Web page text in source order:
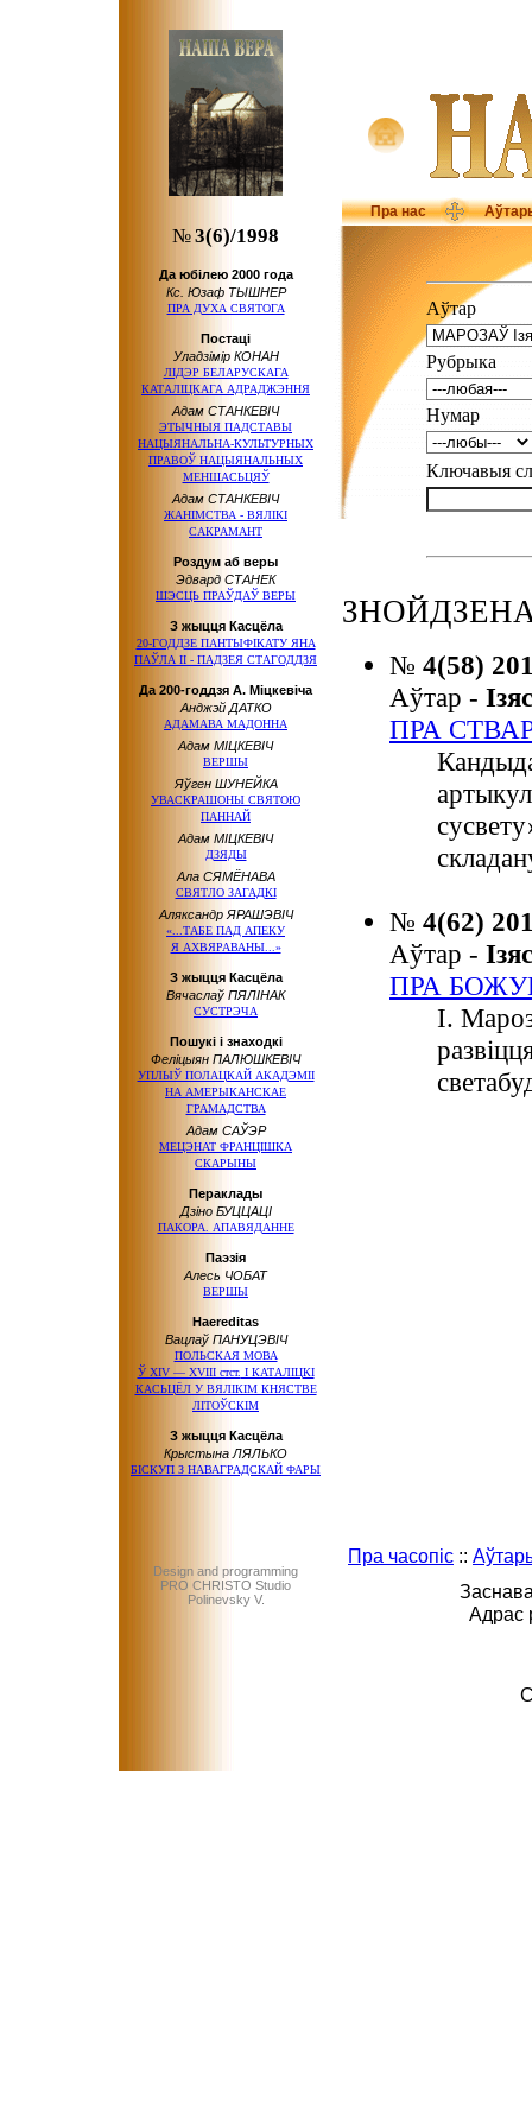
Пра нас
№3(6)/1998
Да юбілею 2000 года
Кс. Юзаф ТЫШНЕР
ПРА ДУХА СВЯТОГА
Постаці
Уладзімір КОНАН
ЛІДЭР БЕЛАРУСКАГА
КАТАЛІЦКАГА АДРАДЖЭННЯ
Адам СТАНКЕВІЧ
ЭТЫЧНЫЯ ПАДСТАВЫ
НАЦЫЯНАЛЬНА-КУЛЬТУРНЫХ
ПРАВОЎ НАЦЫЯНАЛЬНЫХ
МЕНШАСЬЦЯЎ
Адам СТАНКЕВІЧ
ЖАНІМСТВА - ВЯЛІКІ
САКРАМАНТ
Роздум аб веры
Эдвард СТАНЕК
ШЭСЦЬ ПРАЎДАЎ ВЕРЫ
З жыцця Касцёла
20-ГОДДЗЕ ПАНТЫФІКАТУ ЯНА
ПАЎЛА ІІ - ПАДЗЕЯ СТАГОДДЗЯ
Да 200-годдзя А. Міцкевіча
Анджэй ДАТКО
АДАМАВА МАДОННА
Адам МІЦКЕВІЧ
ВЕРШЫ
Яўген ШУНЕЙКА
УВАСКРАШОНЫ СВЯТОЮ
ПАННАЙ
Адам МІЦКЕВІЧ
ДЗЯДЫ
Ала СЯМЁНАВА
СВЯТЛО ЗАГАДКІ
Аляксандр ЯРАШЭВІЧ
«...ТАБЕ ПАД АПЕКУ
Я АХВЯРАВАНЫ...»
З жыцця Касцёла
Вячаслаў ПЯЛІНАК
СУСТРЭЧА
Пошукі і знаходкі
Феліцыян ПАЛЮШКЕВІЧ
УПЛЫЎ ПОЛАЦКАЙ АКАДЭМІІ
НА АМЕРЫКАНСКАЕ
ГРАМАДСТВА
Адам САЎЭР
МЕЦЭНАТ ФРАНЦІШКА
СКАРЫНЫ
Пераклады
Дзіно БУЦЦАЦІ
ПАКОРА. АПАВЯДАННЕ
Паэзія
Алесь ЧОБАТ
ВЕРШЫ
Haereditas
Вацлаў ПАНУЦЭВІЧ
ПОЛЬСКАЯ МОВА
Ў ХІV — ХVІІІ стст. І КАТАЛІЦКІ
КАСЬЦЁЛ У ВЯЛІКІМ КНЯСТВЕ
ЛІТОЎСКІМ
З жыцця Касцёла
Крыстына ЛЯЛЬКО
БІСКУП З НАВАГРАДСКАЙ ФАРЫ
Аўтар
Рубрыка
Нумар
Ключавыя
№ 4(58)
Аўтар -
ПРА
№ 4(62)
Аўтар -
ПРА
І.
Design and programming
PRO CHRISTO Studio
Polinevsky V.
Пра часопіс ::
Адрас